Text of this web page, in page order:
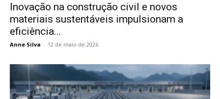
Inovação na construção civil e novos
materiais sustentáveis impulsionam a
eficiência...
Anne Silva - 12 de maio de 2026